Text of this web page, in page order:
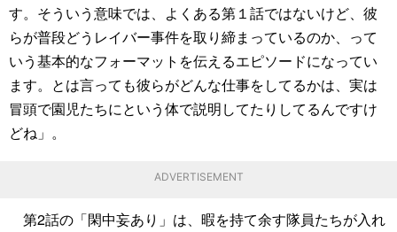
す。そういう意味では、よくある第１話ではないけど、彼
らが普段どうレイバー事件を取り締まっているのか、って
いう基本的なフォーマットを伝えるエピソードになってい
ます。とは言っても彼らがどんな仕事をしてるかは、実は
冒頭で園児たちにという体で説明してたりしてるんですけ
どね」。
ADVERTISEMENT
第2話の「閑中妄あり」は、暇を持て余す隊員たちが入れ